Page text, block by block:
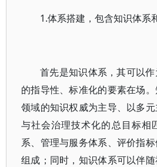
1.体系搭建，包含知识体系
首先是知识体系，其可以
的指导性、标准化的要素在场
领域的知识权威为主导、以多元
与社会治理技术化的总目标相
系、管理与服务体系、评价指
组成；同时，知识体系可以伴